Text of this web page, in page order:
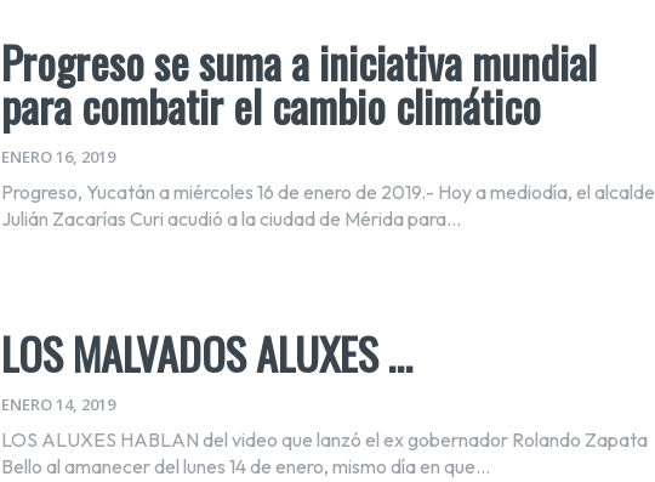
Progreso se suma a iniciativa mundial
para combatir el cambio climático
ENERO 16, 2019
Progreso, Yucatán a miércoles 16 de enero de 2019.- Hoy a mediodía, el alcalde
Julián Zacarías Curi acudió a la ciudad de Mérida para...
LOS MALVADOS ALUXES …
ENERO 14, 2019
LOS ALUXES HABLAN del video que lanzó el ex gobernador Rolando Zapata
Bello al amanecer del lunes 14 de enero, mismo día en que...